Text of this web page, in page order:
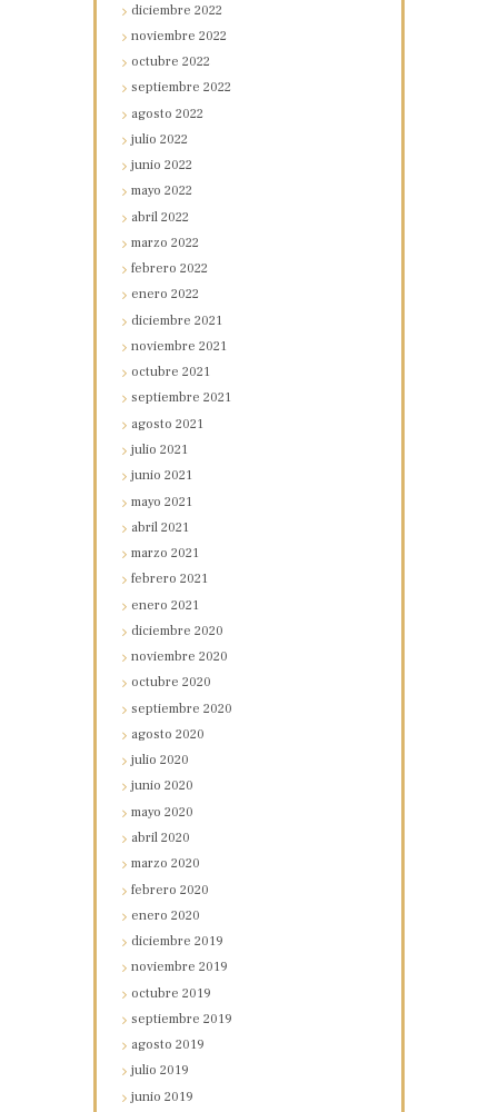
diciembre2022
noviembre2022
octubre2022
septiembre2022
agosto2022
julio2022
junio2022
mayo2022
abril2022
marzo2022
febrero2022
enero2022
diciembre2021
noviembre2021
octubre2021
septiembre2021
agosto2021
julio2021
junio2021
mayo2021
abril2021
marzo2021
febrero2021
enero2021
diciembre2020
noviembre2020
octubre2020
septiembre2020
agosto2020
julio2020
junio2020
mayo2020
abril2020
marzo2020
febrero2020
enero2020
diciembre2019
noviembre2019
octubre2019
septiembre2019
agosto2019
julio2019
junio2019